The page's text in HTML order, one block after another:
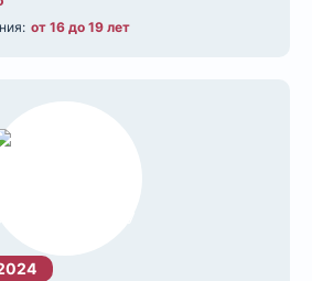
от 16 до 19 лет